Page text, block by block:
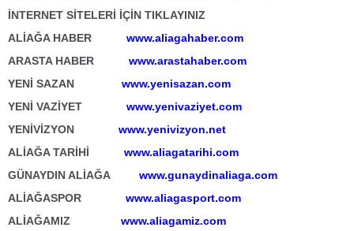
İNTERNET SİTELERİ İÇİN TIKLAYINIZ
ALİAĞA HABER www.aliagahaber.com
ARASTA HABER www.arastahaber.com
YENİ SAZAN www.yenisazan.com
YENİ VAZİYET www.yenivaziyet.com
YENİVİZYON www.yenivizyon.net
ALİAĞA TARİHİ www.aliagatarihi.com
GÜNAYDIN ALİAĞA
www.gunaydinaliaga.com
ALİAĞASPOR www.aliagasport.com
ALİAĞAMIZ www.aliagamiz.com